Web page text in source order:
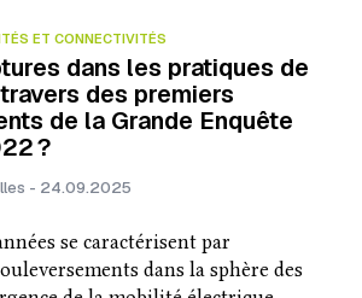
ET CONNECTIVITÉS
dans les pratiques de
des premiers
de la Grande Enquête
?
- 24.09.2025
se caractérisent par
dans la sphère des